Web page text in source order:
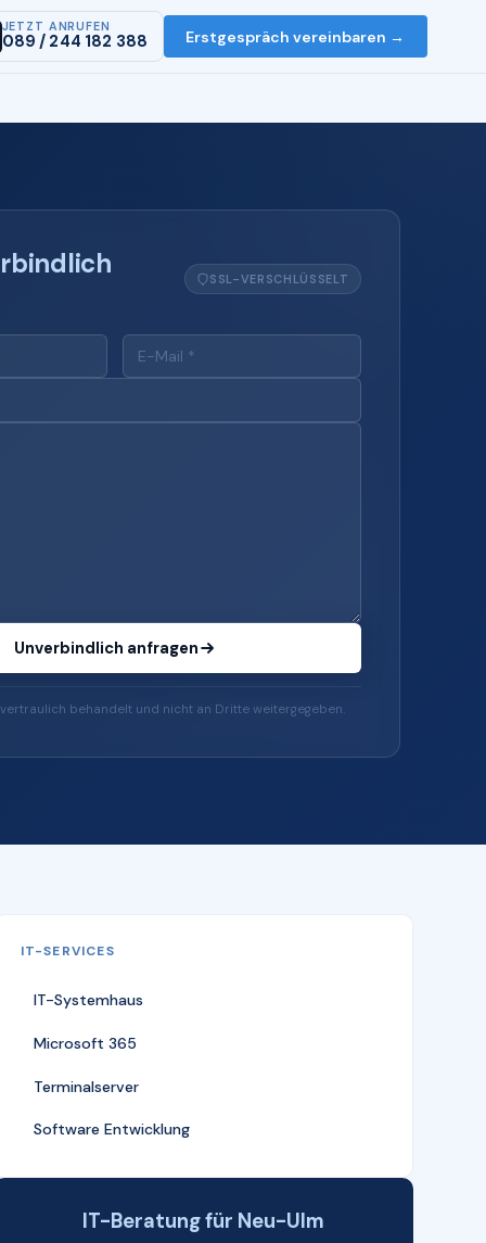
JETZT ANRUFEN
089 / 244 182 388 Erstgespräch vereinbaren →
SSL-VERSCHLÜSSELT
Unverbindlich anfragen
behandelt und nicht an Dritte weitergegeben.
IT-SERVICES
IT-Systemhaus
Microsoft 365
Terminalserver
Software Entwicklung
IT-Beratung für Neu-Ulm